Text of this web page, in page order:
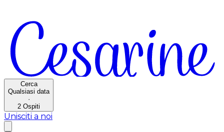
Cerca
Qualsiasi data
·
2 Ospiti
Unisciti a noi